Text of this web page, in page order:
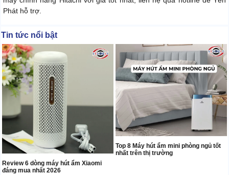
Phát hỗ trợ.
Tin tức nổi bật
Review 6 dòng máy hút ẩm Xiaomi
đáng mua nhất 2026
Top 8 Máy hút ẩm mini phòng ngủ tốt
nhất trên thị trường